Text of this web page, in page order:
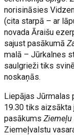
norisināsies
(cita starpā – ar
novada Āraišu
sajust pasākumā
malā – Jūrkalnes
saulgrieži tiks
noskaņās.
Liepājas Jūrmalas
19.30 tiks aizsākta
pasākums
Ziemeļvalstu